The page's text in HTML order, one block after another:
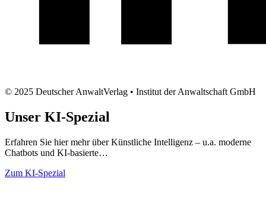
© 2025 Deutscher AnwaltVerlag • Institut der Anwaltschaft GmbH
Unser KI-Spezial
Erfahren Sie hier mehr über Künstliche Intelligenz – u.a. moderne
Chatbots und KI-basierte…
Zum KI-Spezial